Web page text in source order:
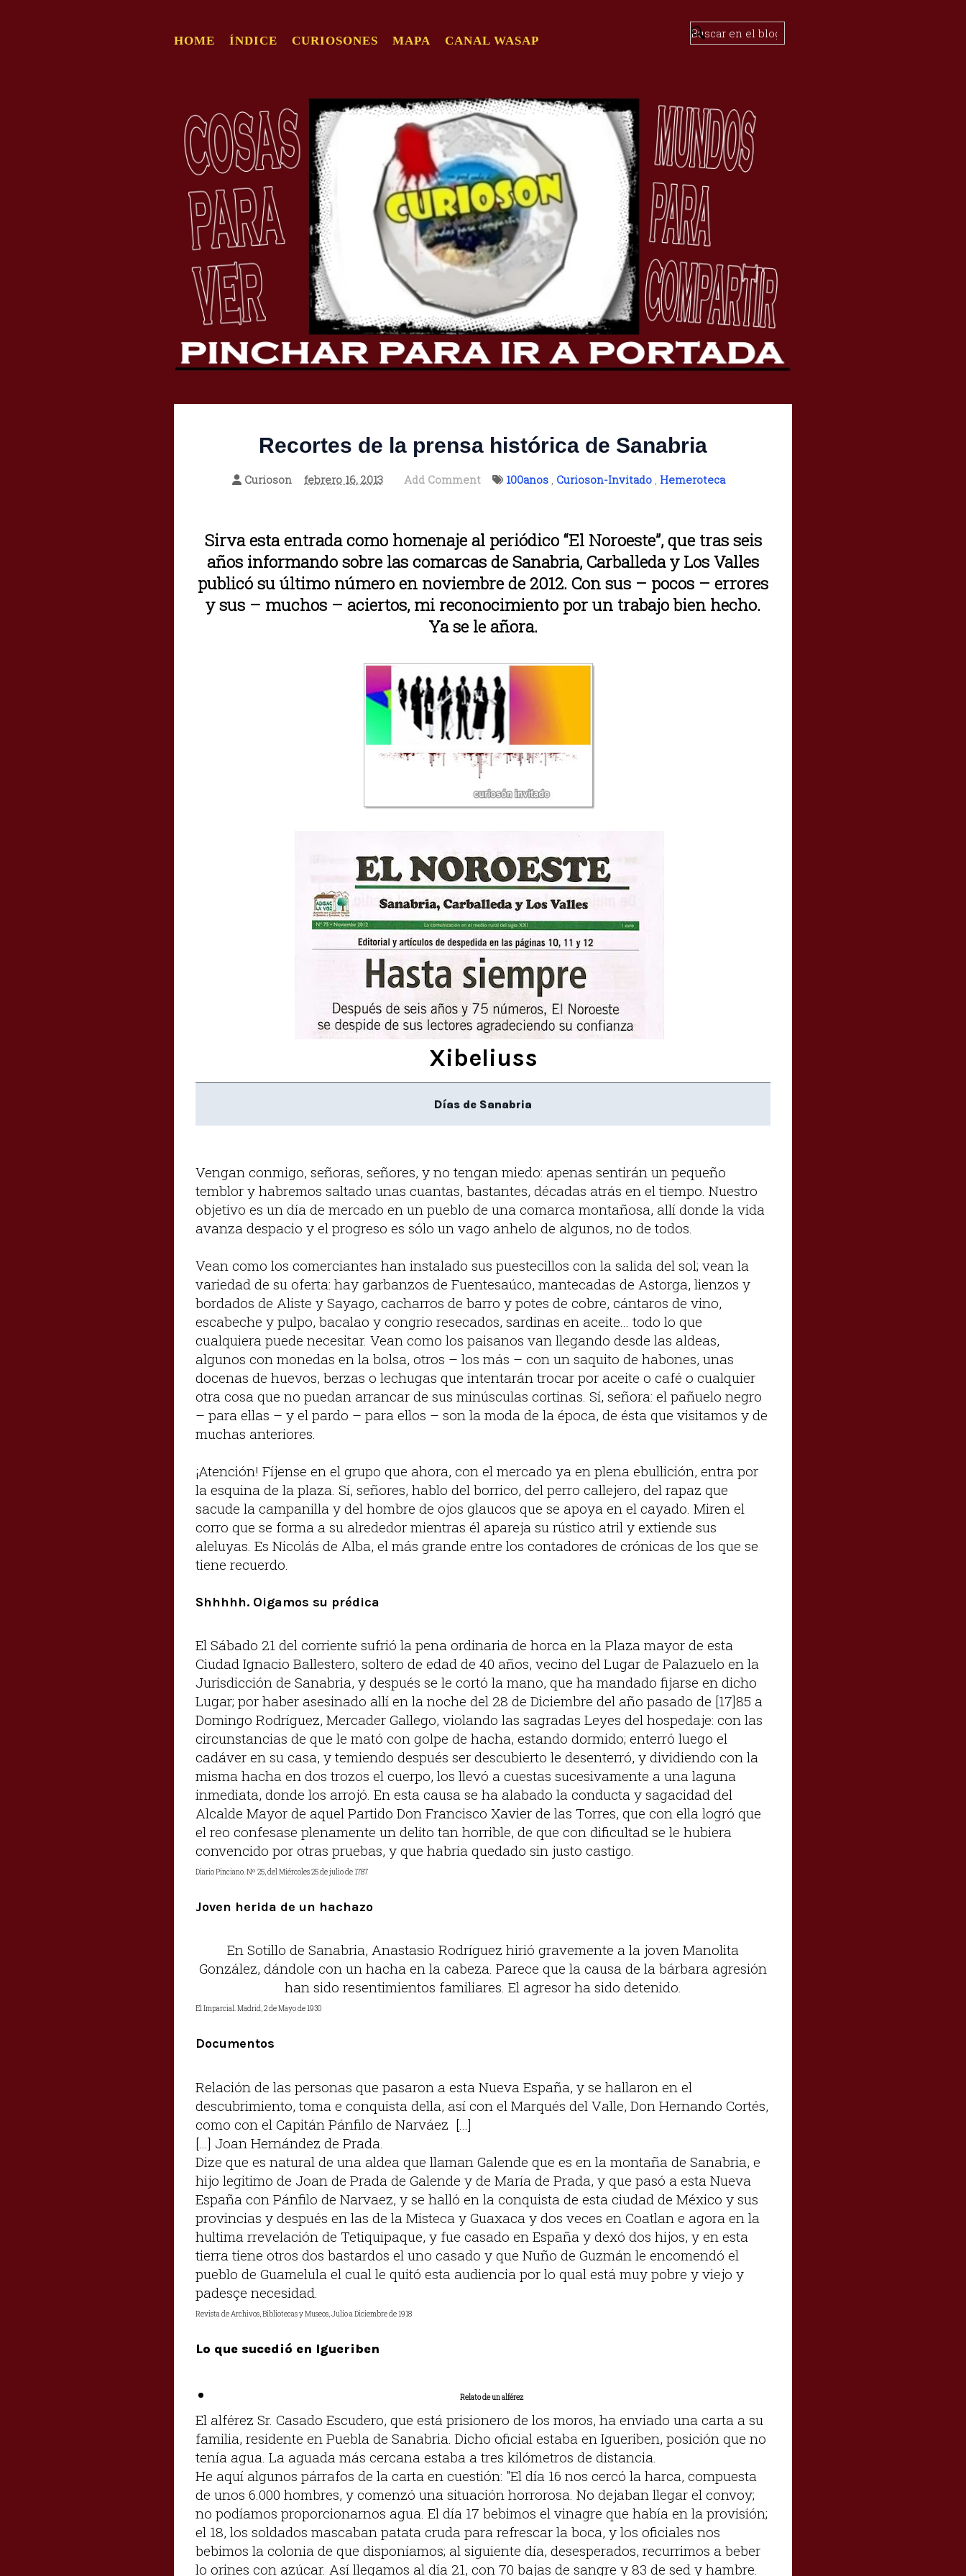
HOME ÍNDICE CURIOSONES MAPA CANAL WASAP
Recortes de la prensa histórica de Sanabria
Curioson febrero 16, 2013 Add Comment 100anos , Curioson-Invitado , Hemeroteca
Sirva esta entrada como homenaje al periódico “El Noroeste”, que tras seis
años informando sobre las comarcas de Sanabria, Carballeda y Los Valles
publicó su último número en noviembre de 2012. Con sus – pocos – errores
y sus – muchos – aciertos, mi reconocimiento por un trabajo bien hecho.
Ya se le añora.
Xibeliuss
Días de Sanabria
Vengan conmigo, señoras, señores, y no tengan miedo: apenas sentirán un pequeño
temblor y habremos saltado unas cuantas, bastantes, décadas atrás en el tiempo. Nuestro
objetivo es un día de mercado en un pueblo de una comarca montañosa, allí donde la vida
avanza despacio y el progreso es sólo un vago anhelo de algunos, no de todos.
Vean como los comerciantes han instalado sus puestecillos con la salida del sol; vean la
variedad de su oferta: hay garbanzos de Fuentesaúco, mantecadas de Astorga, lienzos y
bordados de Aliste y Sayago, cacharros de barro y potes de cobre, cántaros de vino,
escabeche y pulpo, bacalao y congrio resecados, sardinas en aceite... todo lo que
cualquiera puede necesitar. Vean como los paisanos van llegando desde las aldeas,
algunos con monedas en la bolsa, otros – los más – con un saquito de habones, unas
docenas de huevos, berzas o lechugas que intentarán trocar por aceite o café o cualquier
otra cosa que no puedan arrancar de sus minúsculas cortinas. Sí, señora: el pañuelo negro
– para ellas – y el pardo – para ellos – son la moda de la época, de ésta que visitamos y de
muchas anteriores.
¡Atención! Fíjense en el grupo que ahora, con el mercado ya en plena ebullición, entra por
la esquina de la plaza. Sí, señores, hablo del borrico, del perro callejero, del rapaz que
sacude la campanilla y del hombre de ojos glaucos que se apoya en el cayado. Miren el
corro que se forma a su alrededor mientras él apareja su rústico atril y extiende sus
aleluyas. Es Nicolás de Alba, el más grande entre los contadores de crónicas de los que se
tiene recuerdo.
Shhhhh. Oigamos su prédica
El Sábado 21 del corriente sufrió la pena ordinaria de horca en la Plaza mayor de esta
Ciudad Ignacio Ballestero, soltero de edad de 40 años, vecino del Lugar de Palazuelo en la
Jurisdicción de Sanabria, y después se le cortó la mano, que ha mandado fijarse en dicho
Lugar; por haber asesinado allí en la noche del 28 de Diciembre del año pasado de [17]85 a
Domingo Rodríguez, Mercader Gallego, violando las sagradas Leyes del hospedaje: con las
circunstancias de que le mató con golpe de hacha, estando dormido; enterró luego el
cadáver en su casa, y temiendo después ser descubierto le desenterró, y dividiendo con la
misma hacha en dos trozos el cuerpo, los llevó a cuestas sucesivamente a una laguna
inmediata, donde los arrojó. En esta causa se ha alabado la conducta y sagacidad del
Alcalde Mayor de aquel Partido Don Francisco Xavier de las Torres, que con ella logró que
el reo confesase plenamente un delito tan horrible, de que con dificultad se le hubiera
convencido por otras pruebas, y que habría quedado sin justo castigo.
Diario Pinciano. Nº 25, del Miércoles 25 de julio de 1787
Joven herida de un hachazo
En Sotillo de Sanabria, Anastasio Rodríguez hirió gravemente a la joven Manolita
González, dándole con un hacha en la cabeza. Parece que la causa de la bárbara agresión
han sido resentimientos familiares. El agresor ha sido detenido.
El Imparcial. Madrid, 2 de Mayo de 1930
Documentos
Relación de las personas que pasaron a esta Nueva España, y se hallaron en el
descubrimiento, toma e conquista della, así con el Marqués del Valle, Don Hernando Cortés,
como con el Capitán Pánfilo de Narváez [...]
[...] Joan Hernández de Prada.
Dize que es natural de una aldea que llaman Galende que es en la montaña de Sanabria, e
hijo legitimo de Joan de Prada de Galende y de María de Prada, y que pasó a esta Nueva
España con Pánfilo de Narvaez, y se halló en la conquista de esta ciudad de México y sus
provincias y después en las de la Misteca y Guaxaca y dos veces en Coatlan e agora en la
hultima rrevelación de Tetiquipaque, y fue casado en España y dexó dos hijos, y en esta
tierra tiene otros dos bastardos el uno casado y que Nuño de Guzmán le encomendó el
pueblo de Guamelula el cual le quitó esta audiencia por lo qual está muy pobre y viejo y
padesçe necesidad.
Revista de Archivos, Bibliotecas y Museos, Julio a Diciembre de 1918
Lo que sucedió en Igueriben
Relato de un alférez
El alférez Sr. Casado Escudero, que está prisionero de los moros, ha enviado una carta a su
familia, residente en Puebla de Sanabria. Dicho oficial estaba en Igueriben, posición que no
tenía agua. La aguada más cercana estaba a tres kilómetros de distancia.
He aquí algunos párrafos de la carta en cuestión: "El día 16 nos cercó la harca, compuesta
de unos 6.000 hombres, y comenzó una situación horrorosa. No dejaban llegar el convoy;
no podíamos proporcionarnos agua. El día 17 bebimos el vinagre que había en la provisión;
el 18, los soldados mascaban patata cruda para refrescar la boca, y los oficiales nos
bebimos la colonia de que disponíamos; al siguiente día, desesperados, recurrimos a beber
lo orines con azúcar. Así llegamos al día 21, con 70 bajas de sangre y 83 de sed y hambre.